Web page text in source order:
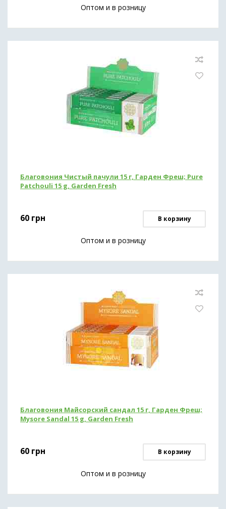
Оптом и в розницу
Благовония Чистый пачули 15 г, Гарден Фреш; Pure
Patchouli 15 g, Garden Fresh
60 грн В корзину
Оптом и в розницу
Благовония Майсорский сандал 15 г, Гарден Фреш;
Mysore Sandal 15 g, Garden Fresh
60 грн В корзину
Оптом и в розницу
Иммунная система и общее здоровье
Обезболивающие средства
(мази,гели,масла)